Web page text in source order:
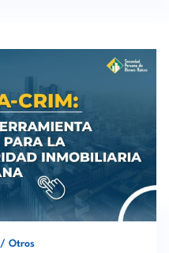
/ Otros